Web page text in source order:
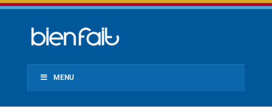
MENU